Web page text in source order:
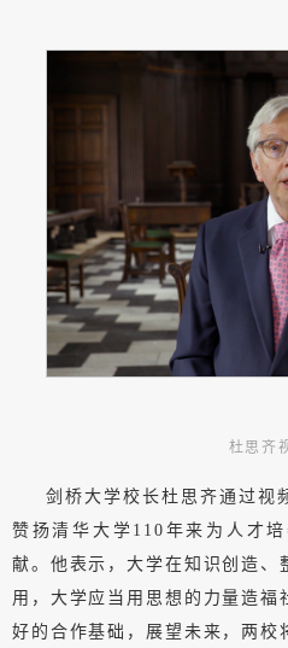
杜思齐
剑桥大学校长杜思齐通过视
赞扬清华大学110年来为人才
献。他表示，大学在知识创造、
用，大学应当用思想的力量造福
好的合作基础，展望未来，两校